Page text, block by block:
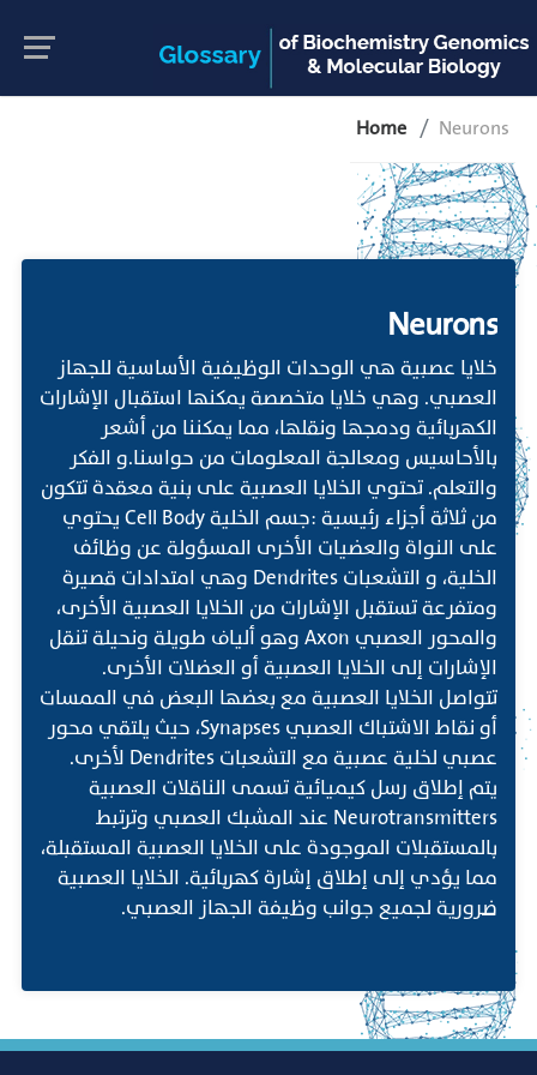
Home Neurons
Neurons
خلايا عصبية هي الوحدات الوظيفية الأساسية للجهاز
العصبي. وهي خلايا متخصصة يمكنها استقبال الإشارات
الكهربائية ودمجها ونقلها، مما يمكننا من أشعر
بالأحاسيس ومعالجة المعلومات من حواسنا.و الفكر
والتعلم. تحتوي الخلايا العصبية على بنية معقدة تتكون
من ثلاثة أجزاء رئيسية :جسم الخلية Cell Body يحتوي
على النواة والعضيات الأخرى المسؤولة عن وظائف
الخلية، و التشعبات Dendrites وهي امتدادات قصيرة
ومتفرعة تستقبل الإشارات من الخلايا العصبية الأخرى،
والمحور العصبي Axon وهو ألياف طويلة ونحيلة تنقل
الإشارات إلى الخلايا العصبية أو العضلات الأخرى.
تتواصل الخلايا العصبية مع بعضها البعض في الممسات
أو نقاط الاشتباك العصبي Synapses، حيث يلتقي محور
عصبي لخلية عصبية مع التشعبات Dendrites لأخرى.
يتم إطلاق رسل كيميائية تسمى الناقلات العصبية
Neurotransmitters عند المشبك العصبي وترتبط
بالمستقبلات الموجودة على الخلايا العصبية المستقبلة،
مما يؤدي إلى إطلاق إشارة كهربائية. الخلايا العصبية
ضرورية لجميع جوانب وظيفة الجهاز العصبي.